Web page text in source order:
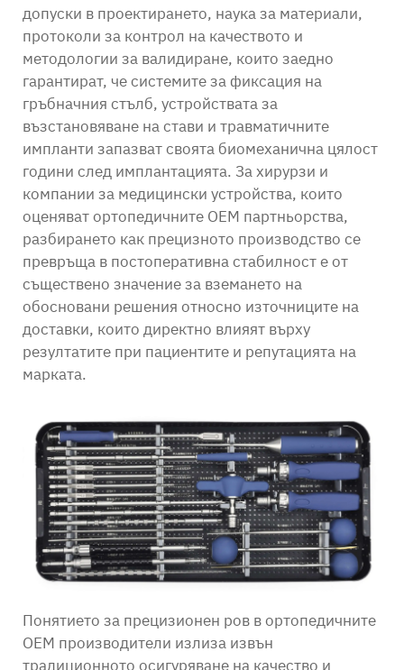
допуски в проектирането, наука за материали,
протоколи за контрол на качеството и
методологии за валидиране, които заедно
гарантират, че системите за фиксация на
гръбначния стълб, устройствата за
възстановяване на стави и травматичните
импланти запазват своята биомеханична цялост
години след имплантацията. За хирурзи и
компании за медицински устройства, които
оценяват ортопедичните OEM партньорства,
разбирането как прецизното производство се
превръща в постоперативна стабилност е от
съществено значение за вземането на
обосновани решения относно източниците на
доставки, които директно влияят върху
резултатите при пациентите и репутацията на
марката.
Понятието за прецизионен ров в ортопедичните
OEM производители излиза извън
традиционното осигуряване на качество и